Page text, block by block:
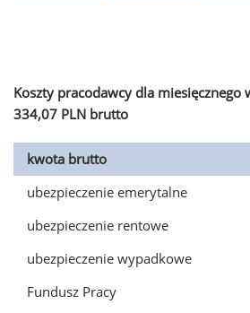
Koszty pracodawcy dla miesięcznego
334,07 PLN brutto
kwota brutto
ubezpieczenie emerytalne
ubezpieczenie rentowe
ubezpieczenie wypadkowe
Fundusz Pracy